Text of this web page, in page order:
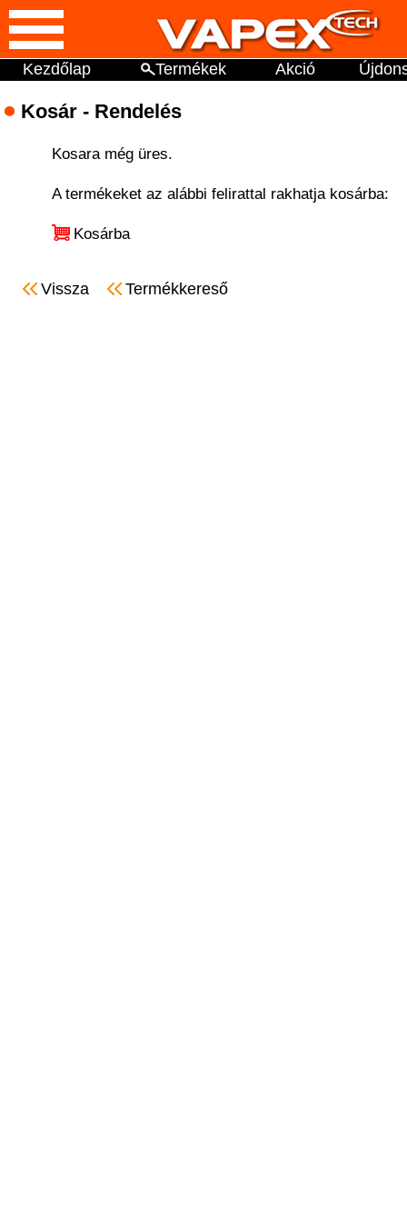
Kezdőlap Termékek Akció
Kosár - Rendelés
Kosara még üres.
A termékeket az alábbi felirattal rakhatja kosárba:
Kosárba
Vissza Termékkereső